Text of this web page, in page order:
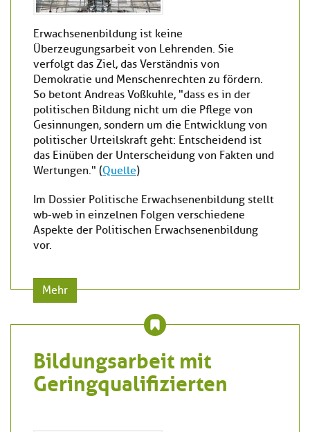
Erwachsenenbildung ist keine
Überzeugungsarbeit von Lehrenden. Sie
verfolgt das Ziel, das Verständnis von
Demokratie und Menschenrechten zu fördern.
So betont Andreas Voßkuhle, "dass es in der
politischen Bildung nicht um die Pflege von
Gesinnungen, sondern um die Entwicklung von
politischer Urteilskraft geht: Entscheidend ist
das Einüben der Unterscheidung von Fakten und
Wertungen." (Quelle)
Im Dossier Politische Erwachsenenbildung stellt
wb-web in einzelnen Folgen verschiedene
Aspekte der Politischen Erwachsenenbildung
vor.
Mehr
Bildungsarbeit mit
Geringqualifizierten